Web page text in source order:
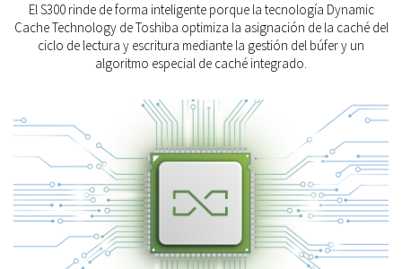
El S300 rinde de forma inteligente porque la tecnología Dynamic
Cache Technology de Toshiba optimiza la asignación de la caché del
ciclo de lectura y escritura mediante la gestión del búfer y un
algoritmo especial de caché integrado.